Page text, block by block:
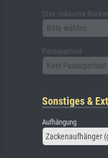
Glas (inklusive
Bitte wählen
Passepartout
Kein Passepartout
Sonstiges &
Aufhängung
Zackenaufhänger